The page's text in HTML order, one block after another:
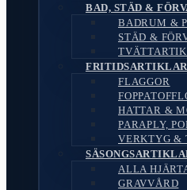
BAD, STÄD &
BADRUM &
STÄD &
FRITIDSARTIKLAR
FLAGGOR
HATTAR &
PARAPLY,
VERKTYG &
ALLA
GRAVVÅRD